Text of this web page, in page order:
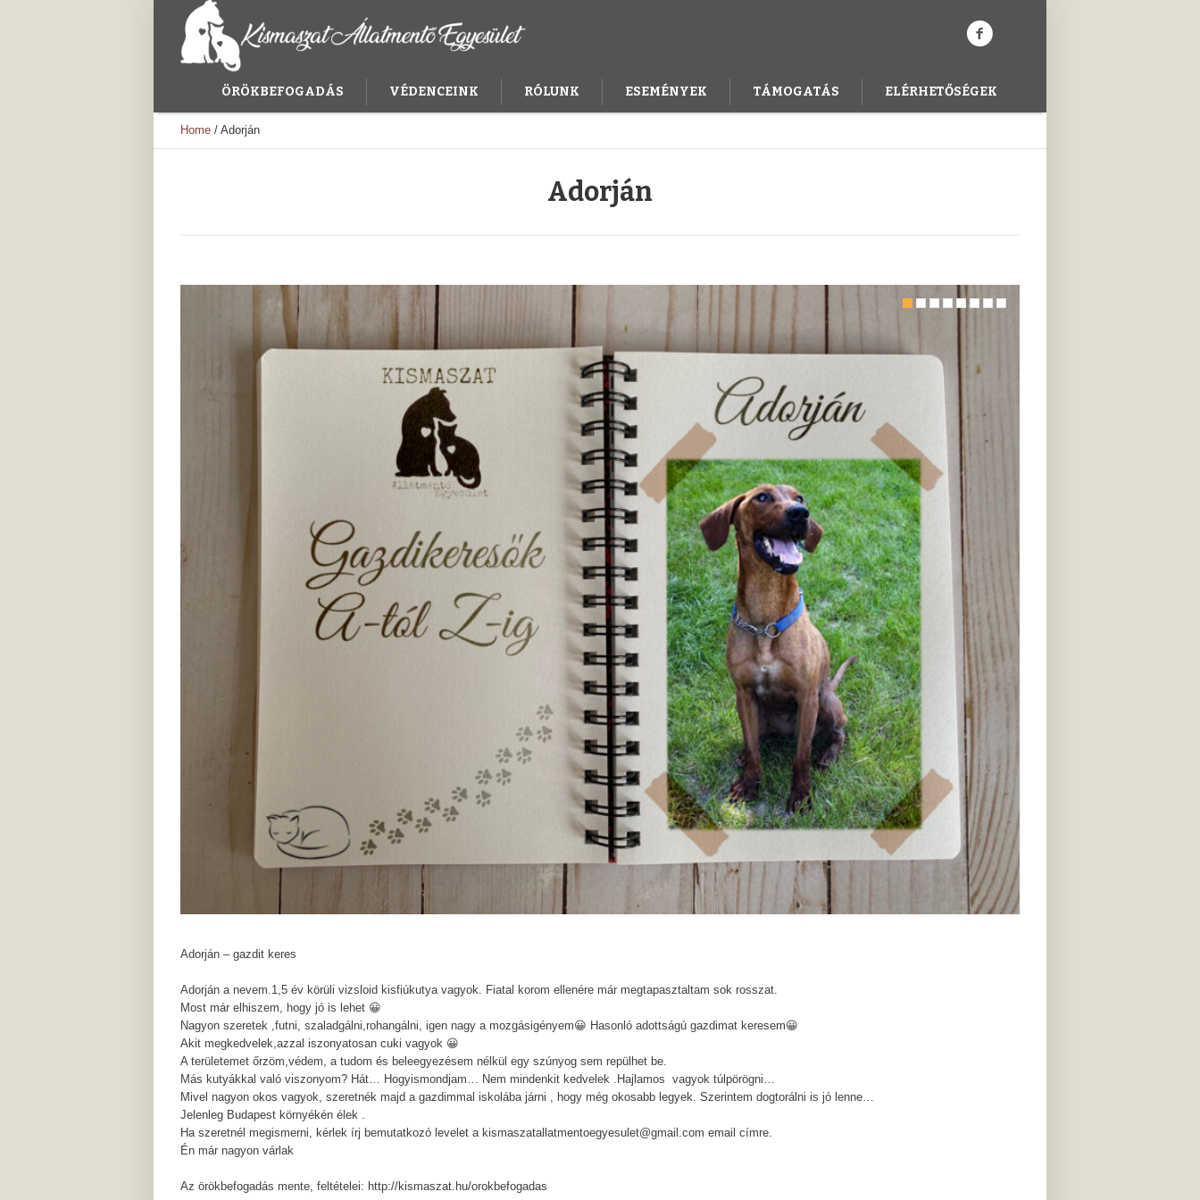
ÖRÖKBEFOGADÁS VÉDENCEINK RÓLUNK ESEMÉNYEK TÁMOGATÁS ELÉRHETŐSÉGEK
Home / Adorján
Adorján
Adorján – gazdit keres
Adorján a nevem.1,5 év körüli vizsloid kisfiúkutya vagyok. Fiatal korom ellenére már megtapasztaltam sok rosszat.
Most már elhiszem, hogy jó is lehet 😀
Nagyon szeretek ,futni, szaladgálni,rohangálni, igen nagy a mozgásigényem😀 Hasonló adottságú gazdimat keresem😀
Akit megkedvelek,azzal iszonyatosan cuki vagyok 😀
A területemet őrzöm,védem, a tudom és beleegyezésem nélkül egy szúnyog sem repülhet be.
Más kutyákkal való viszonyom? Hát… Hogyismondjam… Nem mindenkit kedvelek .Hajlamos vagyok túlpörögni…
Mivel nagyon okos vagyok, szeretnék majd a gazdimmal iskolába járni , hogy még okosabb legyek. Szerintem dogtorálni is jó lenne…
Jelenleg Budapest környékén élek .
Ha szeretnél megismerni, kérlek írj bemutatkozó levelet a kismaszatallatmentoegyesulet@gmail.com email címre.
Én már nagyon várlak
Az örökbefogadás mente, feltételei: http://kismaszat.hu/orokbefogadas